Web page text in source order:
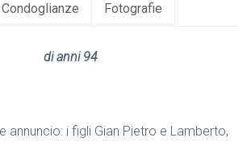
Condoglianze Fotografie
di anni 94
annuncio: i figli Gian Pietro e Lamberto,